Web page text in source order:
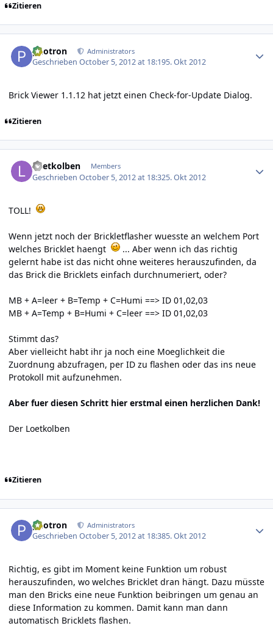
Zitieren
photron Administrators
GeschriebenOctober 5, 2012 at 18:195. Okt 2012
Brick Viewer 1.1.12 hat jetzt einen Check-for-Update Dialog.
Zitieren
Loetkolben Members
GeschriebenOctober 5, 2012 at 18:325. Okt 2012
TOLL!
Wenn jetzt noch der Brickletflasher wuesste an welchem Port
welches Bricklet haengt
... Aber wenn ich das richtig
gelernt habe ist das nicht ohne weiteres herauszufinden, da
das Brick die Bricklets einfach durchnumeriert, oder?
MB + A=leer + B=Temp + C=Humi ==> ID 01,02,03
MB + A=Temp + B=Humi + C=leer ==> ID 01,02,03
Stimmt das?
Aber vielleicht habt ihr ja noch eine Moeglichkeit die
Zuordnung abzufragen, per ID zu flashen oder das ins neue
Protokoll mit aufzunehmen.
Aber fuer diesen Schritt hier erstmal einen herzlichen Dank!
Der Loetkolben
Zitieren
photron Administrators
GeschriebenOctober 5, 2012 at 18:385. Okt 2012
Richtig, es gibt im Moment keine Funktion um robust
herauszufinden, wo welches Bricklet dran hängt. Dazu müsste
man den Bricks eine neue Funktion beibringen um genau an
diese Information zu kommen. Damit kann man dann
automatisch Bricklets flashen.